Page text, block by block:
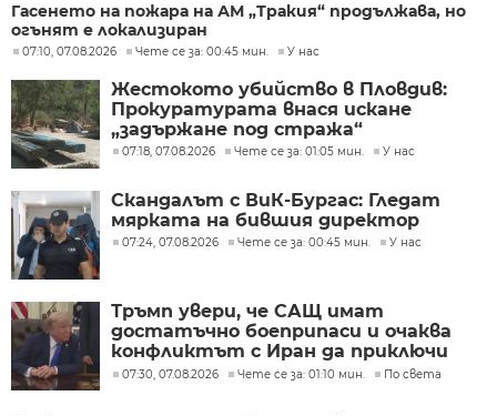
Гасенето на пожара на АМ „Тракия“ продължава, но
огънят е локализиран
07:10, 07.08.2026 Чете се за: 00:45 мин. У нас
Жестокото убийство в Пловдив:
Прокуратурата внася искане
„задържане под стража“
07:18, 07.08.2026 Чете се за: 01:05 мин. У нас
Скандалът с ВиК-Бургас: Гледат
мярката на бившия директор
07:24, 07.08.2026 Чете се за: 00:45 мин. У нас
Тръмп увери, че САЩ имат
достатъчно боеприпаси и очаква
конфликтът с Иран да приключи
скоро
07:30, 07.08.2026 Чете се за: 01:10 мин. По света